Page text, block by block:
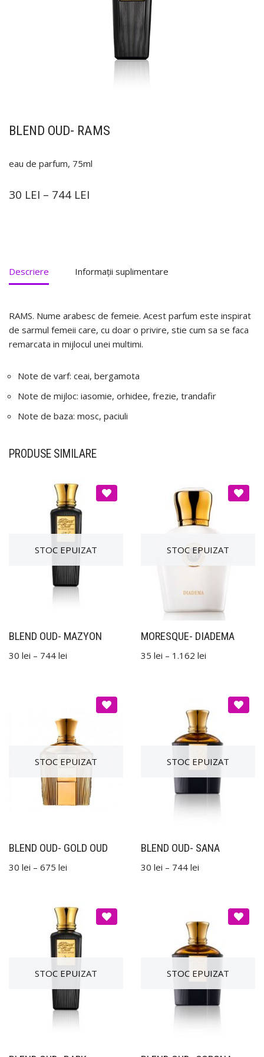
BLEND OUD- RAMS
eau de parfum, 75ml
30 LEI – 744 LEI
Descriere Informații suplimentare
RAMS. Nume arabesc de femeie. Acest parfum este inspirat
de sarmul femeii care, cu doar o privire, stie cum sa se faca
remarcata in mijlocul unei multimi.
Note de varf: ceai, bergamota
Note de mijloc: iasomie, orhidee, frezie, trandafir
Note de baza: mosc, paciuli
PRODUSE SIMILARE
BLEND OUD- MAZYON
30 lei – 744 lei
MORESQUE- DIADEMA
35 lei – 1.162 lei
BLEND OUD- GOLD OUD
30 lei – 675 lei
BLEND OUD- SANA
30 lei – 744 lei